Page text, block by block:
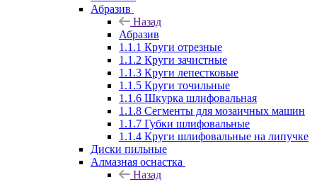
Абразив
Назад
Абразив
1.1.1 Круги отрезные
1.1.2 Круги зачистные
1.1.3 Круги лепестковые
1.1.5 Круги точильные
1.1.6 Шкурка шлифовальная
1.1.8 Сегменты для мозаичных машин
1.1.7 Губки шлифовальные
1.1.4 Круги шлифовальные на липучке
Диски пильные
Алмазная оснастка
Назад